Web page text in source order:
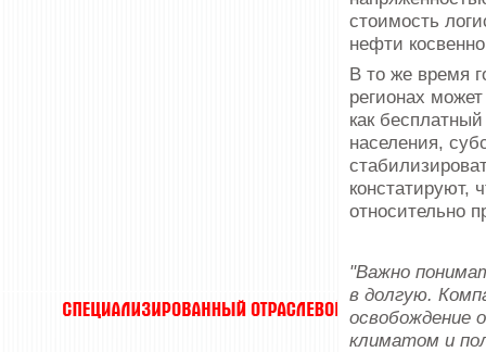
стоимость
нефти
В то же время
регионах
как
населения,
констатируют,
относительно
"Важно
в долгую.
освобождение
климатом и